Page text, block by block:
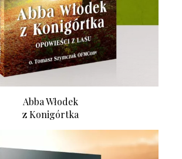
Abba Włodek
z Konigórtka